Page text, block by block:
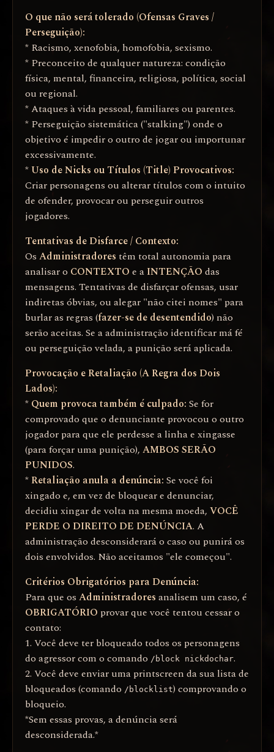
O que não será tolerado (Ofensas Graves /
Perseguição):
* Racismo, xenofobia, homofobia, sexismo.
* Preconceito de qualquer natureza: condição
física, mental, financeira, religiosa, política, social
ou regional.
* Ataques à vida pessoal, familiares ou parentes.
* Perseguição sistemática ("stalking") onde o
objetivo é impedir o outro de jogar ou importunar
excessivamente.
*Uso de Nicks ou Títulos (Title) Provocativos:
Criar personagens ou alterar títulos com o intuito
de ofender, provocar ou perseguir outros
jogadores.
Tentativas de Disfarce / Contexto:
Os Administradores têm total autonomia para
analisar o CONTEXTO e aINTENÇÃO das
mensagens. Tentativas de disfarçar ofensas, usar
indiretas óbvias, ou alegar "não citei nomes" para
burlar as regras (fazer-se de desentendido) não
serão aceitas. Se a administração identificar má fé
ou perseguição velada, a punição será aplicada.
Provocação e Retaliação (A Regra dos Dois
Lados):
* Quem provoca também é culpado: Se for
comprovado que o denunciante provocou o outro
jogador para que ele perdesse a linha e xingasse
(para forçar uma punição), AMBOS SERÃO
PUNIDOS.
*Retaliação anula a denúncia: Se você foi
xingado e, em vez de bloquear e denunciar,
decidiu xingar de volta na mesma moeda, VOCÊ
PERDE O DIREITO DE DENÚNCIA. A
administração desconsiderará o caso ou punirá os
dois envolvidos. Não aceitamos "ele começou".
Critérios Obrigatórios para Denúncia:
Para que os Administradores analisem um caso, é
OBRIGATÓRIO provar que você tentou cessar o
contato:
1. Você deve ter bloqueado todos os personagens
do agressor com o comando /block nickdochar.
2. Você deve enviar uma printscreen da sua lista de
bloqueados (comando /blocklist) comprovando o
bloqueio.
*Sem essas provas, a denúncia será
desconsiderada.*